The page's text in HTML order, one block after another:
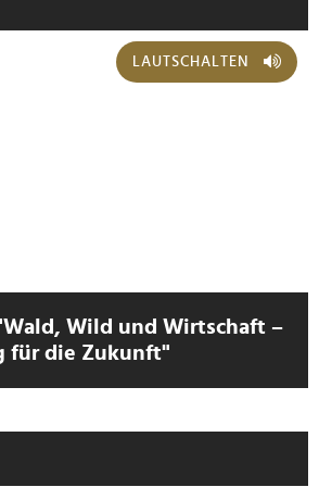
LAUTSCHALTEN
Wild und Wirtschaft –
für die Zukunft"